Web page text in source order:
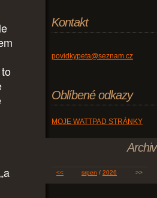
Kontakt
povidkypeta@seznam.cz
Oblíbené odkazy
MOJE WATTPAD STRÁNKY
Archiv
<< srpen / 2026 >>